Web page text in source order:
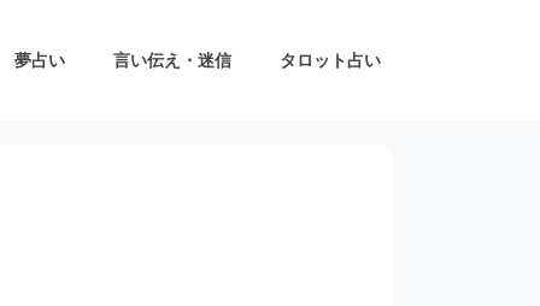
夢占い 言い伝え・迷信 タロット占い